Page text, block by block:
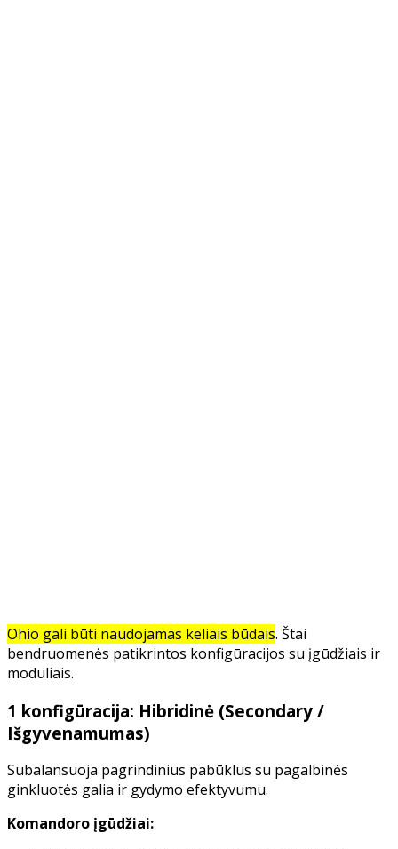
Ohio gali būti naudojamas keliais būdais. Štai
bendruomenės patikrintos konfigūracijos su įgūdžiais ir
moduliais.
1 konfigūracija: Hibridinė (Secondary /
Išgyvenamumas)
Subalansuoja pagrindinius pabūklus su pagalbinės
ginkluotės galia ir gydymo efektyvumu.
Komandoro įgūdžiai: